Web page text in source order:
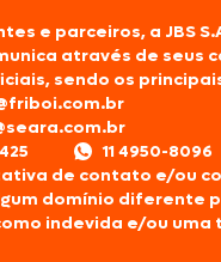
e parceiros, a JBS
através de seus
sendo os
11 4950-8096
de contato e/ou
domínio diferente
indevida e/ou